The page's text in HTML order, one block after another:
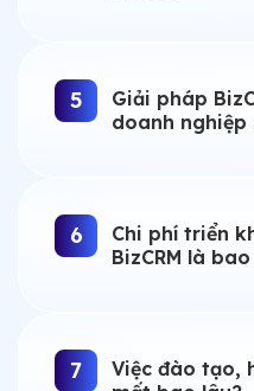
5
Giải pháp
doanh
6
Chi phí triển
BizCRM là
7
Việc đào tạo,